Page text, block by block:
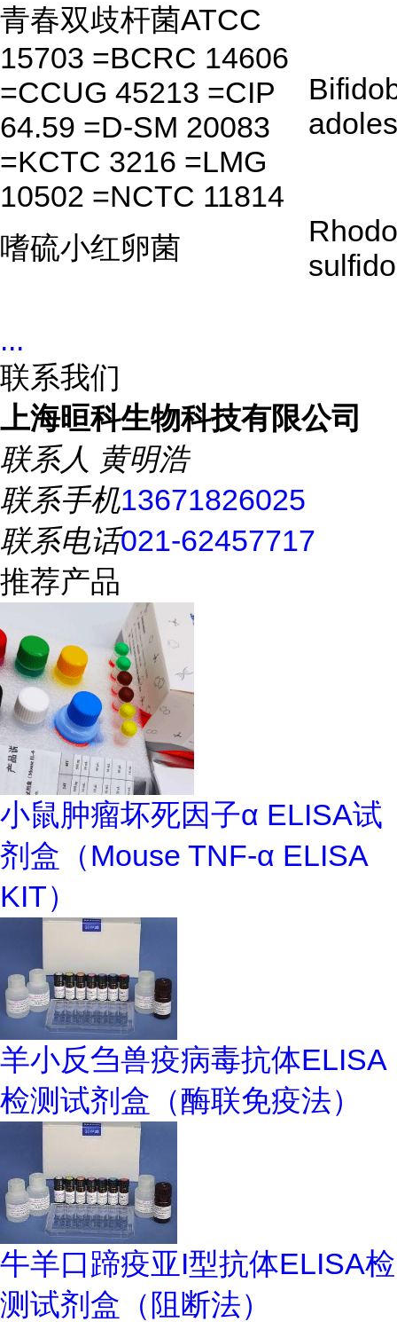
青春双歧杆菌ATCC
15703 =BCRC 14606
=CCUG 45213 =CIP
64.59 =D-SM 20083
=KCTC 3216 =LMG
10502 =NCTC 11814
嗜硫小红卵菌
...
联系我们
上海晅科生物科技有限公司
联系人 黄明浩
联系手机13671826025
联系电话021-62457717
推荐产品
小鼠肿瘤坏死因子α ELISA试
剂盒（Mouse TNF-α ELISA
KIT）
羊小反刍兽疫病毒抗体ELISA
检测试剂盒（酶联免疫法）
牛羊口蹄疫亚I型抗体ELISA检
测试剂盒（阻断法）